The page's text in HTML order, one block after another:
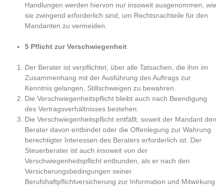
Handlungen werden hiervon nur insoweit ausgenommen, wie
sie zwingend erforderlich sind, um Rechtsnachteile für den
Mandanten zu vermeiden.
5 Pflicht zur Verschwiegenheit
Der Berater ist verpflichtet, über alle Tatsachen, die ihm im
Zusammenhang mit der Ausführung des Auftrags zur
Kenntnis gelangen, Stillschweigen zu bewahren.
Die Verschwiegenheitspflicht bleibt auch nach Beendigung
des Vertragsverhältnisses bestehen.
Die Verschwiegenheitspflicht entfällt, soweit der Mandant den
Berater davon entbindet oder die Offenlegung zur Wahrung
berechtigter Interessen des Beraters erforderlich ist. Der
Steuerberater ist auch insoweit von der
Verschwiegenheitspflicht entbunden, als er nach den
Versicherungsbedingungen seiner
Berufshaftpflichtversicherung zur Information und Mitwirkung